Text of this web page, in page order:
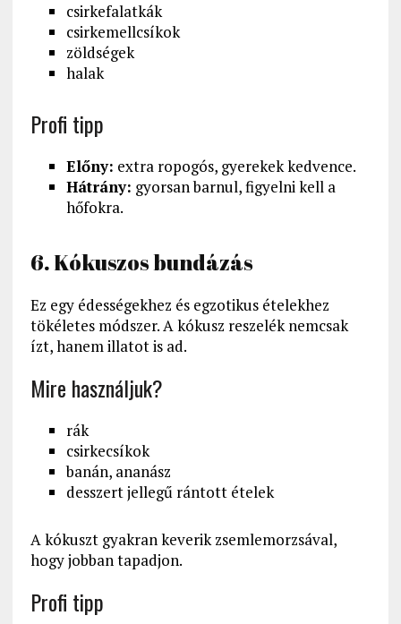
csirkefalatkák
csirkemellcsíkok
zöldségek
halak
Profi tipp
Előny: extra ropogós, gyerekek kedvence.
Hátrány: gyorsan barnul, figyelni kell a
hőfokra.
6. Kókuszos bundázás
Ez egy édességekhez és egzotikus ételekhez
tökéletes módszer. A kókusz reszelék nemcsak
ízt, hanem illatot is ad.
Mire használjuk?
rák
csirkecsíkok
banán, ananász
desszert jellegű rántott ételek
A kókuszt gyakran keverik zsemlemorzsával,
hogy jobban tapadjon.
Profi tipp